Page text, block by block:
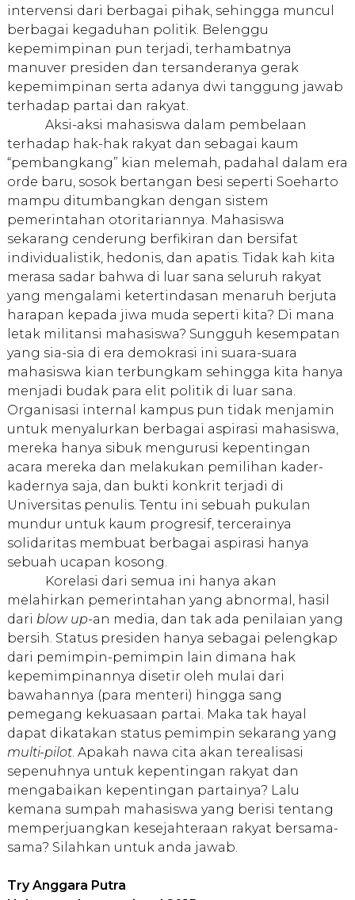
intervensi dari berbagai pihak, sehingga muncul
berbagai kegaduhan politik. Belenggu
kepemimpinan pun terjadi, terhambatnya
manuver presiden dan tersanderanya gerak
kepemimpinan serta adanya dwi tanggung jawab
terhadap partai dan rakyat.
Aksi-aksi mahasiswa dalam pembelaan
terhadap hak-hak rakyat dan sebagai kaum
“pembangkang” kian melemah, padahal dalam era
orde baru, sosok bertangan besi seperti Soeharto
mampu ditumbangkan dengan sistem
pemerintahan otoritariannya. Mahasiswa
sekarang cenderung berfikiran dan bersifat
individualistik, hedonis, dan apatis. Tidak kah kita
merasa sadar bahwa di luar sana seluruh rakyat
yang mengalami ketertindasan menaruh berjuta
harapan kepada jiwa muda seperti kita? Di mana
letak militansi mahasiswa? Sungguh kesempatan
yang sia-sia di era demokrasi ini suara-suara
mahasiswa kian terbungkam sehingga kita hanya
menjadi budak para elit politik di luar sana.
Organisasi internal kampus pun tidak menjamin
untuk menyalurkan berbagai aspirasi mahasiswa,
mereka hanya sibuk mengurusi kepentingan
acara mereka dan melakukan pemilihan kader-
kadernya saja, dan bukti konkrit terjadi di
Universitas penulis. Tentu ini sebuah pukulan
mundur untuk kaum progresif, tercerainya
solidaritas membuat berbagai aspirasi hanya
sebuah ucapan kosong.
Korelasi dari semua ini hanya akan
melahirkan pemerintahan yang abnormal, hasil
dari blow up-an media, dan tak ada penilaian yang
bersih. Status presiden hanya sebagai pelengkap
dari pemimpin-pemimpin lain dimana hak
kepemimpinannya disetir oleh mulai dari
bawahannya (para menteri) hingga sang
pemegang kekuasaan partai. Maka tak hayal
dapat dikatakan status pemimpin sekarang yang
multi-pilot. Apakah nawa cita akan terealisasi
sepenuhnya untuk kepentingan rakyat dan
mengabaikan kepentingan partainya? Lalu
kemana sumpah mahasiswa yang berisi tentang
memperjuangkan kesejahteraan rakyat bersama-
sama? Silahkan untuk anda jawab.
Try Anggara Putra